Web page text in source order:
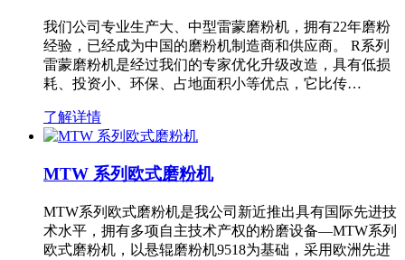
我们公司专业生产大、中型雷蒙磨粉机，拥有22年磨粉
经验，已经成为中国的磨粉机制造商和供应商。 R系列
雷蒙磨粉机是经过我们的专家优化升级改造，具有低损
耗、投资小、环保、占地面积小等优点，它比传…
了解详情
MTW 系列欧式磨粉机
MTW系列欧式磨粉机是我公司新近推出具有国际先进技
术水平，拥有多项自主技术产权的粉磨设备—MTW系列
欧式磨粉机，以悬辊磨粉机9518为基础，采用欧洲先进